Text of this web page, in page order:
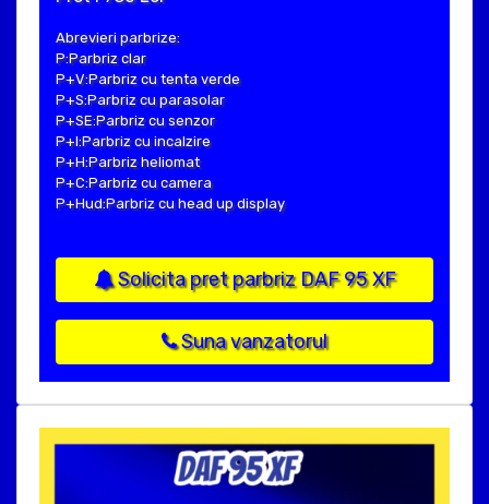
Abrevieri parbrize:
P:Parbriz clar
P+V:Parbriz cu tenta verde
P+S:Parbriz cu parasolar
P+SE:Parbriz cu senzor
P+I:Parbriz cu incalzire
P+H:Parbriz heliomat
P+C:Parbriz cu camera
P+Hud:Parbriz cu head up display
Solicita pret parbriz DAF 95 XF
Suna vanzatorul